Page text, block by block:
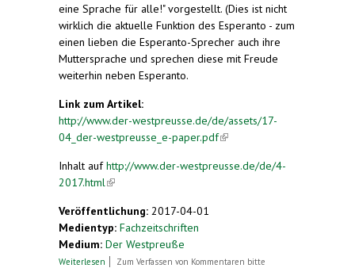
eine Sprache für alle!" vorgestellt. (Dies ist nicht
wirklich die aktuelle Funktion des Esperanto - zum
einen lieben die Esperanto-Sprecher auch ihre
Muttersprache und sprechen diese mit Freude
weiterhin neben Esperanto.
Link zum Artikel:
http://www.der-westpreusse.de/de/assets/17-
04_der-westpreusse_e-paper.pdf(link is external)
Inhalt aufhttp://www.der-westpreusse.de/de/4-
2017.html (link is external)
Veröffentlichung: 2017-04-01
Medientyp: Fachzeitschriften
Medium: Der Westpreuße
Weiterlesen über Westpreußen als Teil einer frühen Welt-
Zum Verfassen von Kommentaren bitte